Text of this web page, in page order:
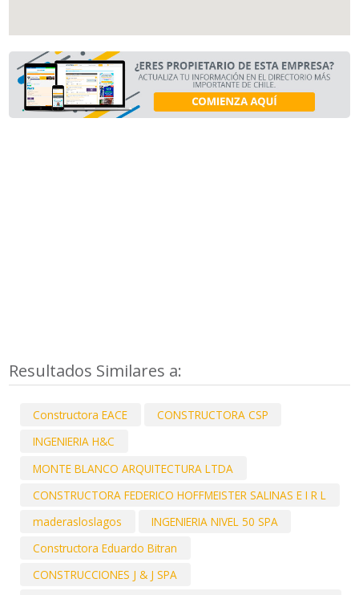
Resultados Similares a:
Constructora EACE
CONSTRUCTORA CSP
INGENIERIA H&C
MONTE BLANCO ARQUITECTURA LTDA
CONSTRUCTORA FEDERICO HOFFMEISTER SALINAS E I R L
maderasloslagos
INGENIERIA NIVEL 50 SPA
Constructora Eduardo Bitran
CONSTRUCCIONES J & J SPA